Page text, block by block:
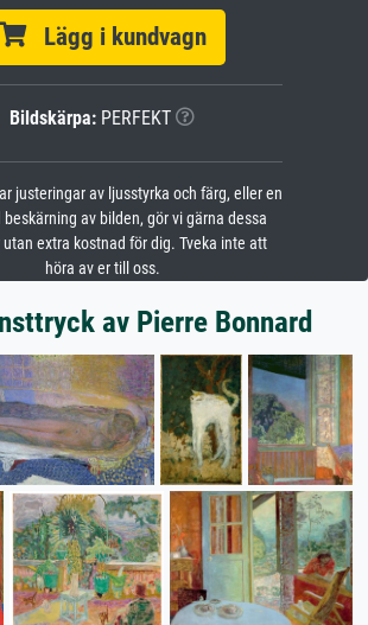
Lägg i kundvagn
Bildskärpa: PERFEKT
justeringar av ljusstyrka och färg, eller en
av bilden, gör vi gärna dessa
extra kostnad för dig. Tveka inte att
höra av er till oss.
av Pierre Bonnard